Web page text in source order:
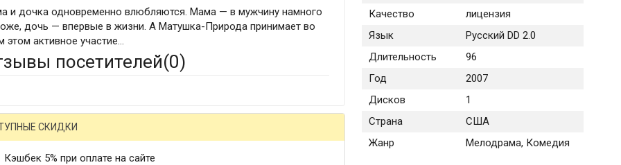
Качество
лицензия
Язык
Русский DD 2.0
Длительность
96
Год
2007
Дисков
1
Страна
США
Жанр
Мелодрама, Комедия
и дочка одновременно влюбляются. Мама — в мужчину намного
дочь — впервые в жизни. А Матушка-Природа принимает во
этом активное участие…
посетителей(0)
СКИДКИ
Кэшбек 5% при оплате на сайте